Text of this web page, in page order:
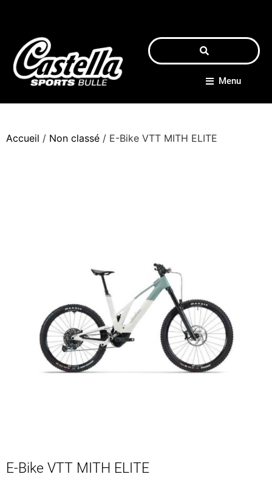
Menu
Accueil / Non classé / E-Bike VTT MITH ELITE
E-Bike VTT MITH ELITE